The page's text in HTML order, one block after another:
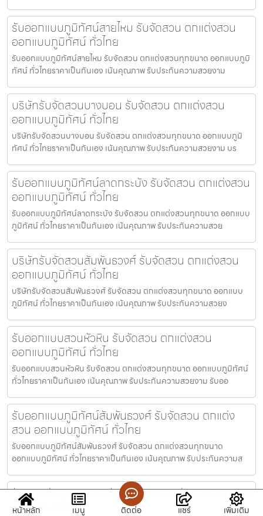
รับออกแบบภูมิทัศน์สายไหม รับจัดสวน ตกแต่งสวน
ออกแบบภูมิทัศน์ ทั่วไทย
รับออกแบบภูมิทัศน์สายไหม รับจัดสวน ตกแต่งสวนทุกขนาด ออกแบบภูมิ
ทัศน์ ทั่วไทยราคาเป็นกันเอง เน้นคุณภาพ รับประกันความสวยงาม
บริษัทรับจัดสวนบางบอน รับจัดสวน ตกแต่งสวน
ออกแบบภูมิทัศน์ ทั่วไทย
บริษัทรับจัดสวนบางบอน รับจัดสวน ตกแต่งสวนทุกขนาด ออกแบบภูมิ
ทัศน์ ทั่วไทยราคาเป็นกันเอง เน้นคุณภาพ รับประกันความสวยงาม บร
รับออกแบบภูมิทัศน์ลาดกระบัง รับจัดสวน ตกแต่งสวน
ออกแบบภูมิทัศน์ ทั่วไทย
รับออกแบบภูมิทัศน์ลาดกระบัง รับจัดสวน ตกแต่งสวนทุกขนาด ออกแบบ
ภูมิทัศน์ ทั่วไทยราคาเป็นกันเอง เน้นคุณภาพ รับประกันความสวย
บริษัทรับจัดสวนสัมพันธวงศ์ รับจัดสวน ตกแต่งสวน
ออกแบบภูมิทัศน์ ทั่วไทย
บริษัทรับจัดสวนสัมพันธวงศ์ รับจัดสวน ตกแต่งสวนทุกขนาด ออกแบบ
ภูมิทัศน์ ทั่วไทยราคาเป็นกันเอง เน้นคุณภาพ รับประกันความสวยง
รับออกแบบสวนหัวหิน รับจัดสวน ตกแต่งสวน
ออกแบบภูมิทัศน์ ทั่วไทย
รับออกแบบสวนหัวหิน รับจัดสวน ตกแต่งสวนทุกขนาด ออกแบบภูมิทัศน์
ทั่วไทยราคาเป็นกันเอง เน้นคุณภาพ รับประกันความสวยงาม รับออ
รับออกแบบภูมิทัศน์สัมพันธวงศ์ รับจัดสวน ตกแต่ง
สวน ออกแบบภูมิทัศน์ ทั่วไทย
รับออกแบบภูมิทัศน์สัมพันธวงศ์ รับจัดสวน ตกแต่งสวนทุกขนาด
ออกแบบภูมิทัศน์ ทั่วไทยราคาเป็นกันเอง เน้นคุณภาพ รับประกันความส
รับตกแต่งสวนบางนา รับจัดสวน ตกแต่งสวน ออกแบบ
ภูมิทัศน์ ทั่วไทย
หน้าหลัก เมนู ติดต่อ แชร์ เพิ่มเติม